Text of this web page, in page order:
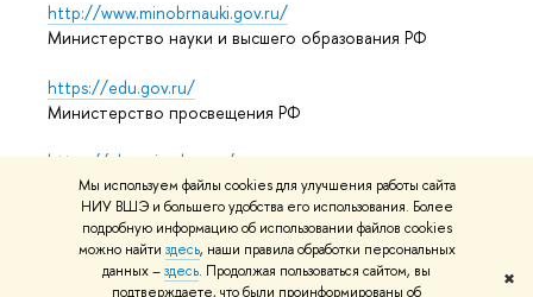
Мы используем файлы cookies для улучшения работы сайта
НИУ ВШЭ и большего удобства его использования. Более
подробную информацию об использовании файлов cookies
можно найти здесь, наши правила обработки персональных
данных –здесь. Продолжая пользоваться сайтом, вы
подтверждаете, что были проинформированы об
✖
http://www.minobrnauki.gov.ru/
Министерство науки и высшего образования РФ
https://edu.gov.ru/
Министерство просвещения РФ
https://elearning.hse.ru/mooc
Массовые открытые онлайн-курсы
© НИУ ВШЭ 1993–2026 Адреса и контактыУсловия